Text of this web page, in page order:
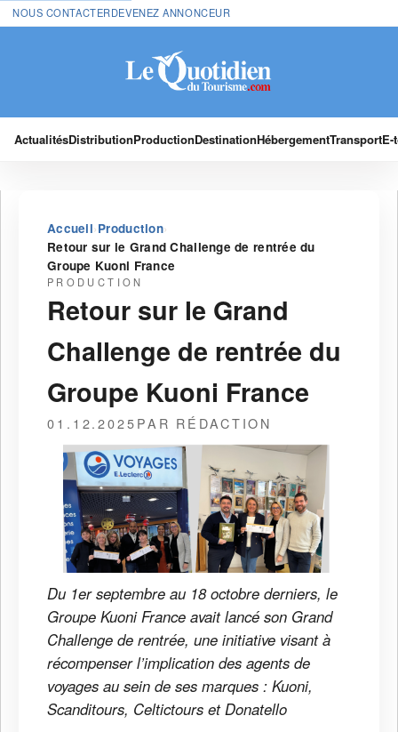
NOUS CONTACTERDEVENEZ ANNONCEUR
ActualitésDistributionProductionDestinationHébergementTransport
Accueil›Production›
Retour sur le Grand Challenge de rentrée du
Groupe Kuoni France
PRODUCTION
Retour sur le Grand
Challenge de rentrée du
Groupe Kuoni France
01.12.2025PAR RÉDACTION
Du 1er septembre au 18 octobre derniers, le
Groupe Kuoni France avait lancé son Grand
Challenge de rentrée, une initiative visant à
récompenser l’implication des agents de
voyages au sein de ses marques : Kuoni,
Scanditours, Celtictours et Donatello